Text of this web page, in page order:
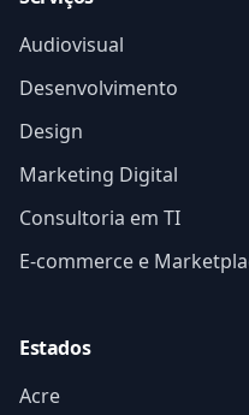
Audiovisual
Desenvolvimento
Design
Marketing Digital
Consultoria em TI
E-commerce e
Estados
Acre